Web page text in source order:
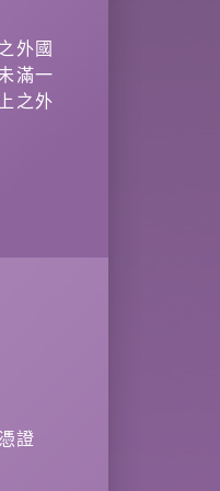
外國
滿一
之外
證